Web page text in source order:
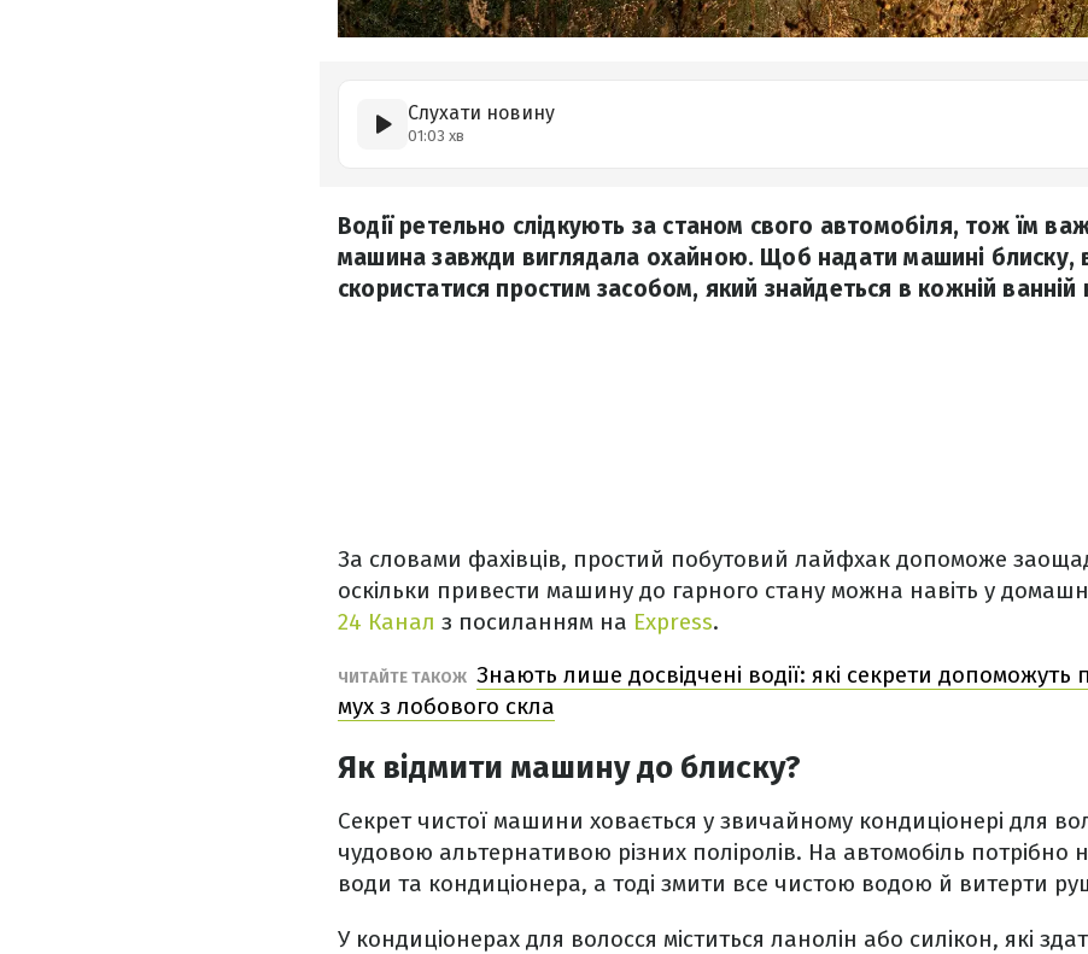
Слухати новину
01:03 хв
Водії ретельно слідкують за станом свого автомобіля, тож їм
машина завжди виглядала охайною. Щоб надати машині блиску,
скористатися простим засобом, який знайдеться в кожній ванній
За словами фахівців, простий побутовий лайфхак допоможе
оскільки привести машину до гарного стану можна навіть у
24 Канал з посиланням на Express.
ЧИТАЙТЕ ТАКОЖ Знають лише досвідчені водії: які секрети допоможуть
мух з лобового скла
Як відмити машину до блиску?
Секрет чистої машини ховається у звичайному кондиціонері для
чудовою альтернативою різних поліролів. На автомобіль потрібно
води та кондиціонера, а тоді змити все чистою водою й витерти
У кондиціонерах для волосся міститься ланолін або силікон, які